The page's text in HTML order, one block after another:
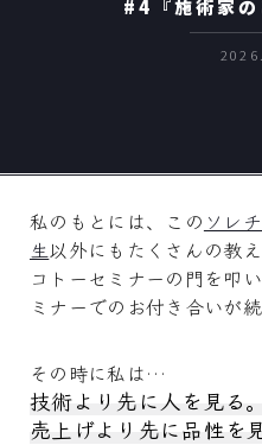
#4『施術家の
私のもとには、この ソレ
生以外にもたくさんの教え
コトーセミナーの門を叩
ミナーでのお付き合いが続
その時に私は…
技術より先に人を見る。
売上げより先に品性を見